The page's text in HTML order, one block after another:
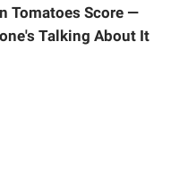
Tomatoes Score —
Talking About It